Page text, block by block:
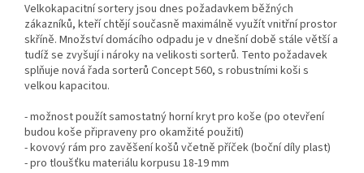
Velkokapacitní sortery jsou dnes požadavkem běžných
zákazníků, kteří chtějí současně maximálně využít vnitřní prostor
skříně. Množství domácího odpadu je v dnešní době stále větší a
tudíž se zvyšují i nároky na velikosti sorterů. Tento požadavek
splňuje nová řada sorterů Concept 560, s robustními koši s
velkou kapacitou.
- možnost použít samostatný horní kryt pro koše (po otevření
budou koše připraveny pro okamžité použití)
- kovový rám pro zavěšení košů včetně příček (boční díly plast)
- pro tloušťku materiálu korpusu 18-19 mm